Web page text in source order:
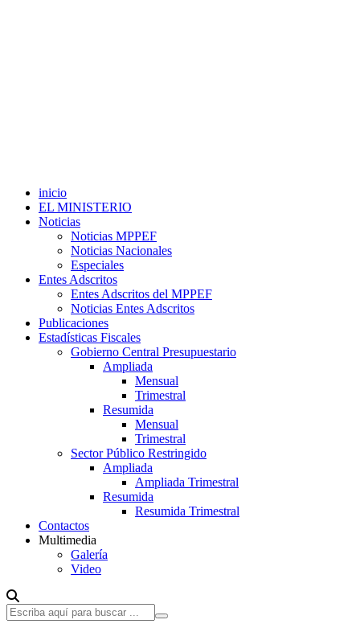
inicio
EL MINISTERIO
Noticias
Noticias MPPEF
Noticias Nacionales
Especiales
Entes Adscritos
Entes Adscritos del MPPEF
Noticias Entes Adscritos
Publicaciones
Estadísticas Fiscales
Gobierno Central Presupuestario
Ampliada
Mensual
Trimestral
Resumida
Mensual
Trimestral
Sector Público Restringido
Ampliada
Ampliada Trimestral
Resumida
Resumida Trimestral
Contactos
Multimedia
Galería
Video